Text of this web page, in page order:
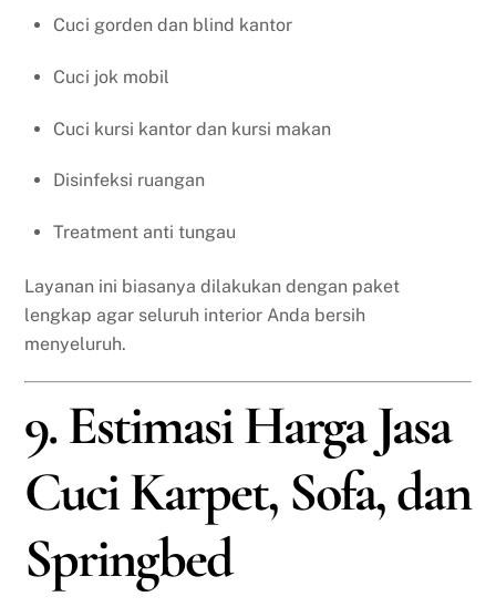
Cuci gorden dan blind kantor
Cuci jok mobil
Cuci kursi kantor dan kursi makan
Disinfeksi ruangan
Treatment anti tungau
Layanan ini biasanya dilakukan dengan paket
lengkap agar seluruh interior Anda bersih
menyeluruh.
9. Estimasi Harga Jasa
Cuci Karpet, Sofa, dan
Springbed